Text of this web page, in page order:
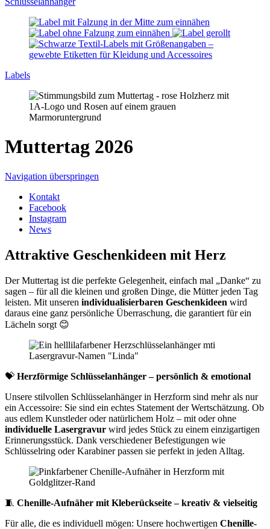
Labels
Muttertag 2026
Navigation überspringen
Kontakt
Facebook
Instagram
News
Attraktive Geschenkideen mit Herz
Der Muttertag ist die perfekte Gelegenheit, einfach mal „Danke“ zu
sagen – für all die kleinen und großen Dinge, die Mütter jeden Tag
leisten. Mit unseren individualisierbaren Geschenkideen wird
daraus eine ganz persönliche Überraschung, die garantiert für ein
Lächeln sorgt 😊
💝 Herzförmige Schlüsselanhänger – persönlich & emotional
Unsere stilvollen Schlüsselanhänger in Herzform sind mehr als nur
ein Accessoire: Sie sind ein echtes Statement der Wertschätzung. Ob
aus edlem Kunstleder oder natürlichem Holz – mit oder ohne
individuelle Lasergravur wird jedes Stück zu einem einzigartigen
Erinnerungsstück. Dank verschiedener Befestigungen wie
Schlüsselring oder Karabiner passen sie perfekt in jeden Alltag.
🧵 Chenille-Aufnäher mit Kleberückseite – kreativ & vielseitig
Für alle, die es individuell mögen: Unsere hochwertigen Chenille-